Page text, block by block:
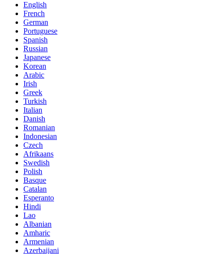
English
French
German
Portuguese
Spanish
Russian
Japanese
Korean
Arabic
Irish
Greek
Turkish
Italian
Danish
Romanian
Indonesian
Czech
Afrikaans
Swedish
Polish
Basque
Catalan
Esperanto
Hindi
Lao
Albanian
Amharic
Armenian
Azerbaijani